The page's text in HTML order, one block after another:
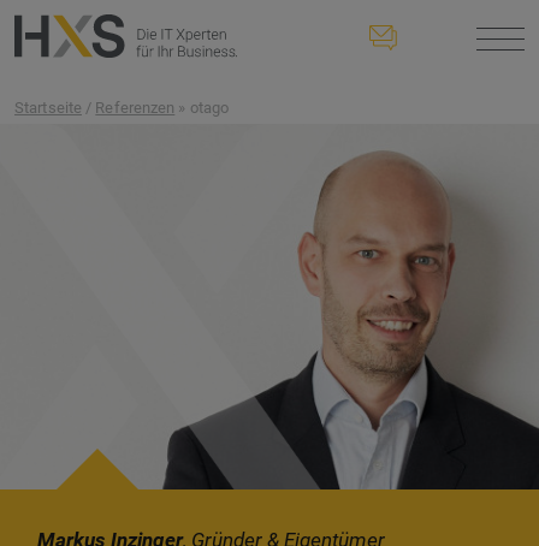
Startseite / Referenzen » otago
Markus Inzinger, Gründer & Eigentümer